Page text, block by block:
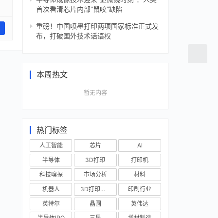
首次看清芯片内部“鼠咬”缺陷
重磅！中国喷墨打印两项国家标准正式发
布，打破国外技术话语权
本周热文
暂无内容
热门标签
人工智能 芯片
AI
半导体
3D打印
打印机
科技嗅探
市场分析
材料
机器人
3D打印技术
印刷行业
英特尔
晶圆
英伟达